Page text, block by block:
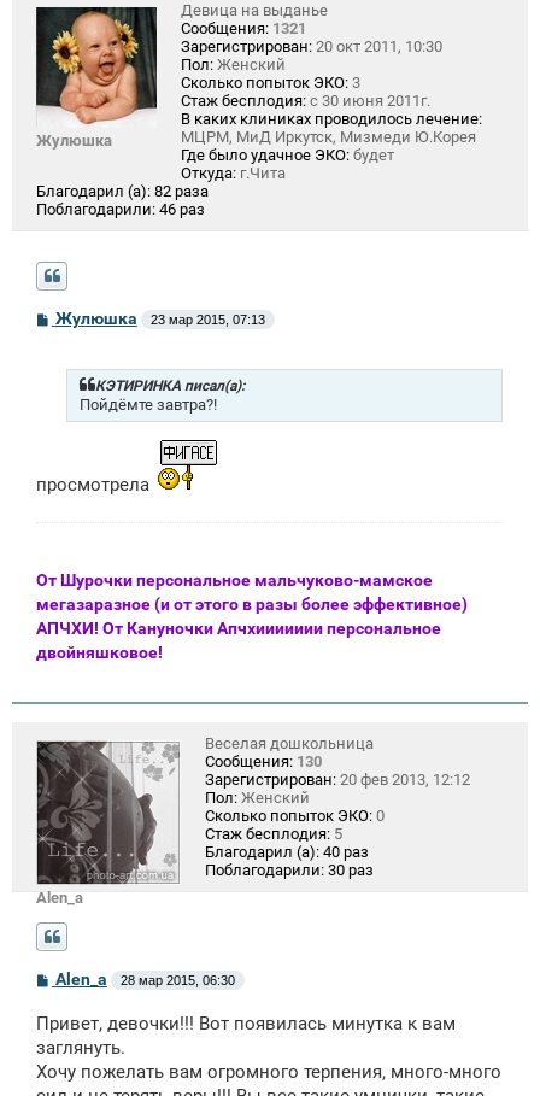
Жулюшка
Девица на выданье
Сообщения: 1321
Зарегистрирован: 20 окт 2011, 10:30
Пол: Женский
Сколько попыток ЭКО: 3
Стаж бесплодия: с 30 июня 2011г.
В каких клиниках проводилось лечение:
МЦРМ, МиД Иркутск, Мизмеди Ю.Корея
Где было удачное ЭКО: будет
Откуда: г.Чита
Благодарил (а): 82 раза
Поблагодарили: 46 раз
СЖулюшка 23 мар 2015, 07:13
КЭТИРИНКА писал(а):
Пойдёмте завтра?!
просмотрела
От Шурочки персональное мальчуково-мамское
мегазаразное (и от этого в разы более эффективное)
АПЧХИ! От Кануночки Апчхиииииии персональное
двойняшковое!
Alen_a
Веселая дошкольница
Сообщения: 130
Зарегистрирован: 20 фев 2013, 12:12
Пол: Женский
Сколько попыток ЭКО: 0
Стаж бесплодия: 5
Благодарил (а): 40 раз
Поблагодарили: 30 раз
С
б
щ
н
Alen_a 28 мар 2015, 06:30
Привет, девочки!!! Вот появилась минутка к вам
заглянуть.
Хочу пожелать вам огромного терпения, много-много